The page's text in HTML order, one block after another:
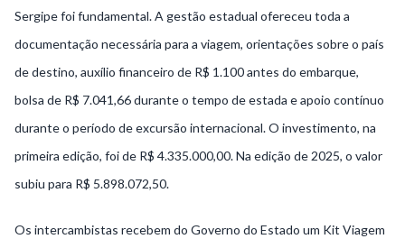
Sergipe foi fundamental. A gestão estadual ofereceu toda a
documentação necessária para a viagem, orientações sobre o país
de destino, auxílio financeiro de R$ 1.100 antes do embarque,
bolsa de R$ 7.041,66 durante o tempo de estada e apoio contínuo
durante o período de excursão internacional. O investimento, na
primeira edição, foi de R$ 4.335.000,00. Na edição de 2025, o valor
subiu para R$ 5.898.072,50.
Os intercambistas recebem do Governo do Estado um Kit Viagem